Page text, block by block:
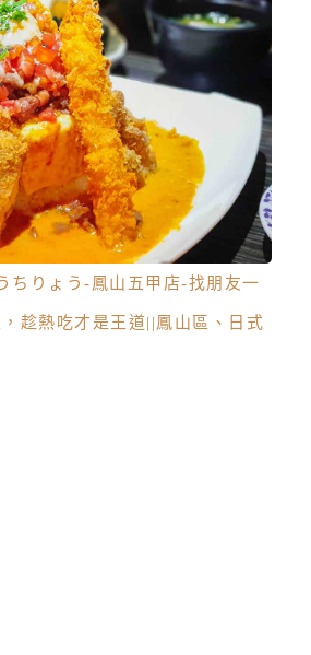
ちりょう-鳳山五甲店-找朋友一
趁熱吃才是王道||鳳山區、日式